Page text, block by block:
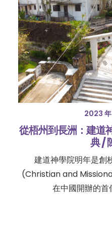
2023 年
從梧州到長洲：建道
典 /
建道神學院明年是創
(Christian and
在中國開辦的首